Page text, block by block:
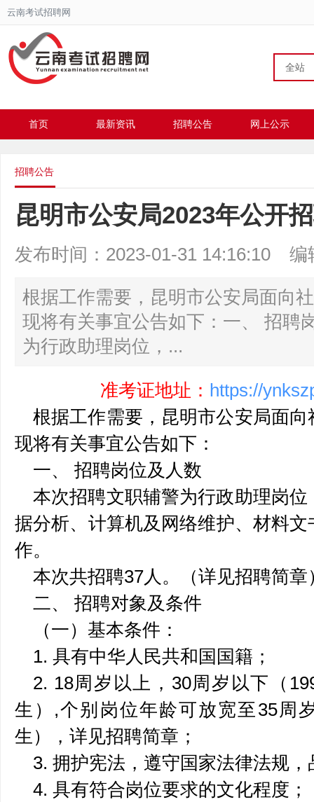
云南考试招聘网
全站
首页 最新资讯 招聘公告 网上公示
招聘公告
昆明市公安局2023年公开
发布时间：2023-01-31 14:16:10 编
根据工作需要，昆明市公安局面向
现将有关事宜公告如下：一、 招聘
为行政助理岗位，...
准考证地址： https://
根据工作需要，昆明市公安局面
现将有关事宜公告如下：
一、 招聘岗位及人数
本次招聘文职辅警为行政助理岗
据分析、计算机及网络维护、材料
作。
本次共招聘37人。（详见招聘简
二、 招聘对象及条件
（一）基本条件：
1. 具有中华人民共和国国籍；
2. 18周岁以上，30周岁以下（
生）,个别岗位年龄可放宽至35周
生），详见招聘简章；
3. 拥护宪法，遵守国家法律法规
4. 具有符合岗位要求的文化程度；